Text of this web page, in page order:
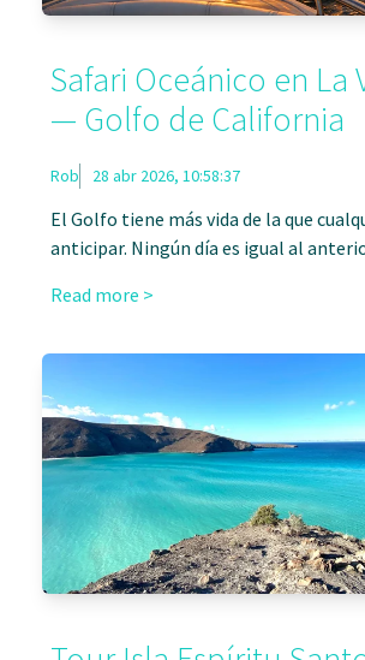
Safari Oceánico en La
— Golfo de California
Rob 28 abr 2026, 10:58:37
El Golfo tiene más vida de la que
anticipar. Ningún día es igual al
Read more >